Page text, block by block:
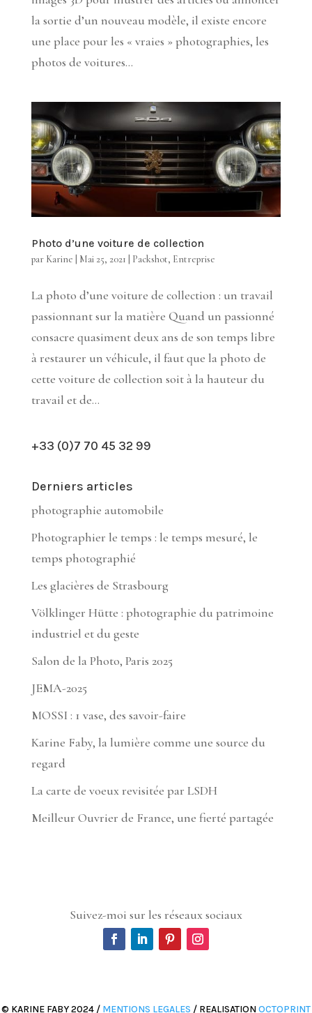
la sortie d’un nouveau modèle, il existe encore
une place pour les « vraies » photographies, les
photos de voitures...
Photo d’une voiture de collection
par Karine Mai 25, 2021 Packshot, Entreprise
La photo d’une voiture de collection : un travail
passionnant sur la matière Quand un passionné
consacre quasiment deux ans de son temps libre
à restaurer un véhicule, il faut que la photo de
cette voiture de collection soit à la hauteur du
travail et de...
+33 (0)7 70 45 32 99
Derniers articles
photographie automobile
Photographier le temps : le temps mesuré, le
temps photographié
Les glacières de Strasbourg
Völklinger Hütte : photographie du patrimoine
industriel et du geste
Salon de la Photo, Paris 2025
JEMA-2025
MOSSI : 1 vase, des savoir-faire
Karine Faby, la lumière comme une source du
regard
La carte de voeux revisitée par LSDH
Meilleur Ouvrier de France, une fierté partagée
Suivez-moi sur les réseaux sociaux
© KARINE FABY 2024 / MENTIONS LEGALES / REALISATION OCTOPRINT